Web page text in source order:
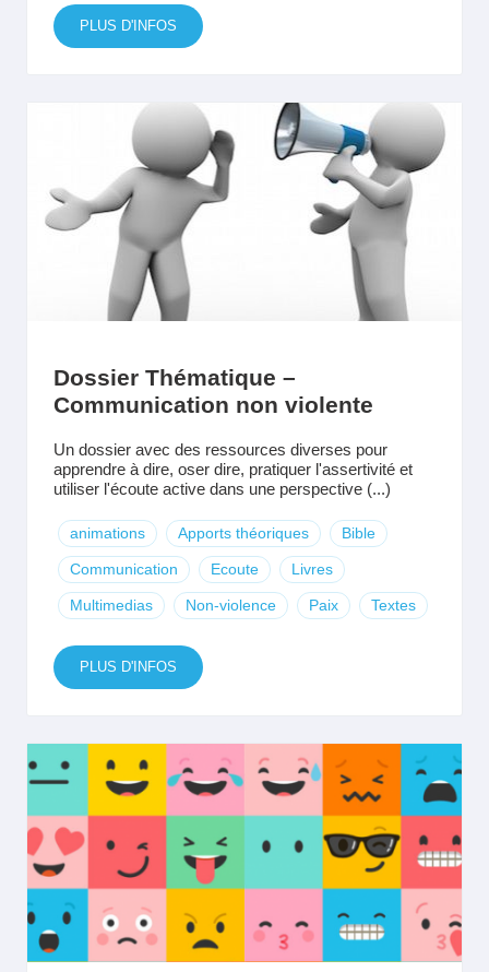
PLUS D'INFOS
Dossier Thématique –
Communication non violente
Un dossier avec des ressources diverses pour
apprendre à dire, oser dire, pratiquer l'assertivité et
utiliser l'écoute active dans une perspective (...)
animations Apports théoriques Bible
Communication Ecoute Livres
Multimedias Non-violence Paix Textes
PLUS D'INFOS